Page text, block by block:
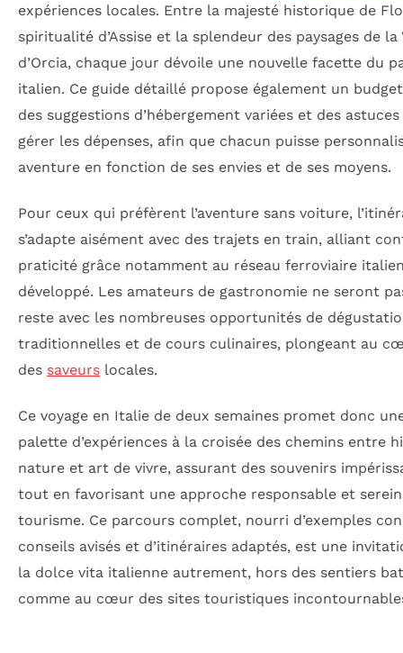
expériences locales. Entre la majesté historique de
spiritualité d’Assise et la splendeur des paysages de la
d’Orcia, chaque jour dévoile une nouvelle facette du
italien. Ce guide détaillé propose également un
des suggestions d’hébergement variées et des
gérer les dépenses, afin que chacun puisse
aventure en fonction de ses envies et de ses moyens.
Pour ceux qui préfèrent l’aventure sans voiture,
s’adapte aisément avec des trajets en train, alliant
praticité grâce notamment au réseau ferroviaire
développé. Les amateurs de gastronomie ne seront
reste avec les nombreuses opportunités de
traditionnelles et de cours culinaires, plongeant au
des saveurs locales.
Ce voyage en Italie de deux semaines promet donc
palette d’expériences à la croisée des chemins entre
nature et art de vivre, assurant des souvenirs
tout en favorisant une approche responsable et
tourisme. Ce parcours complet, nourri d’exemples
conseils avisés et d’itinéraires adaptés, est une
la dolce vita italienne autrement, hors des sentiers
comme au cœur des sites touristiques